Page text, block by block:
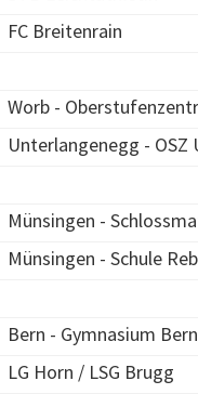
FC Breitenrain
Worb -
Unterlangenegg - OSZ
Münsingen -
Münsingen - Schule
Bern - Gymnasium
LG Horn / LSG Brugg